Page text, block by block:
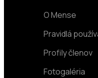
O Mense
Pravidlá
Profily členov
Fotogaléria